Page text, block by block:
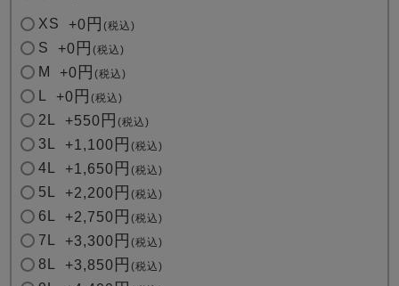
(
)
XS +0 税込
S +0 税込
M +0 税込
+0 税込
2L +550 税込
3L +1,100 税込
4L +1,650 税込
5L +2,200 税込
6L +2,750 税込
7L +3,300 税込
8L +3,850 税込